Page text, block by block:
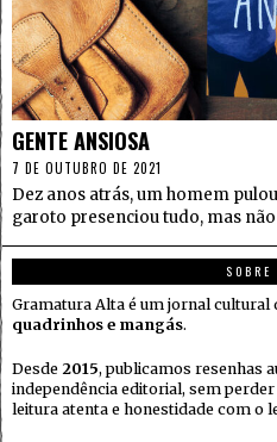
GENTE ANSIOSA
7 DE OUTUBRO DE 2021
Dez anos atrás, um homem
garoto presenciou tudo, mas
SOBRE
Gramatura Alta é um jornal cultural
quadrinhos e mangás.
Desde 2015, publicamos resenhas
independência editorial, sem
leitura atenta e honestidade com o